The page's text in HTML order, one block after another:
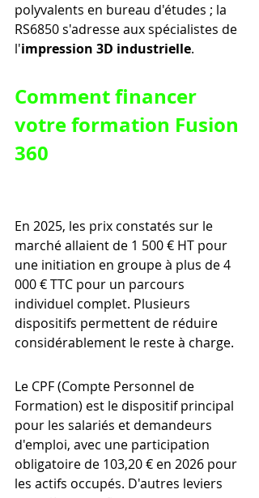
polyvalents en bureau d'études ; la
RS6850 s'adresse aux spécialistes de
l'impression 3D industrielle.
Comment financer
votre formation Fusion
360
En 2025, les prix constatés sur le
marché allaient de 1 500 € HT pour
une initiation en groupe à plus de 4
000 € TTC pour un parcours
individuel complet. Plusieurs
dispositifs permettent de réduire
considérablement le reste à charge.
Le CPF (Compte Personnel de
Formation) est le dispositif principal
pour les salariés et demandeurs
d'emploi, avec une participation
obligatoire de 103,20 € en 2026 pour
les actifs occupés. D'autres leviers